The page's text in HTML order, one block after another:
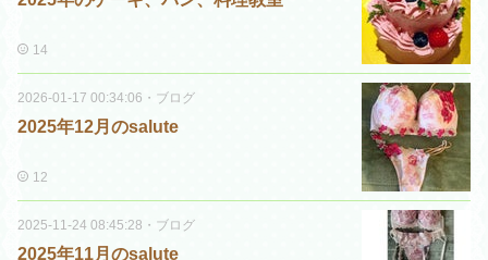
14
2026-01-17 00:34:06 ・ ブログ
2025年12月のsalute
12
2025-11-24 08:45:28 ・ ブログ
2025年11月のsalute